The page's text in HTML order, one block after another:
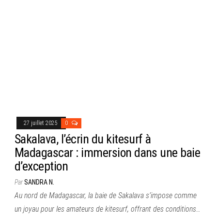
27 juillet 2025 0
Sakalava, l’écrin du kitesurf à
Madagascar : immersion dans une baie
d’exception
ParSANDRA N.
Au nord de Madagascar, la baie de Sakalava s’impose comme
un joyau pour les amateurs de kitesurf, offrant des conditions…